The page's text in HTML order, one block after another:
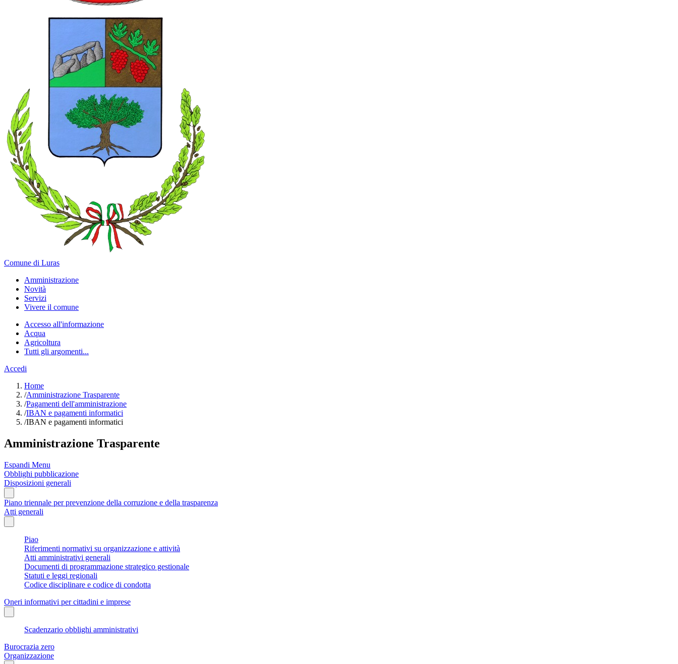
Comune di Luras
Amministrazione
Novità
Servizi
Vivere il comune
Accesso all'informazione
Acqua
Agricoltura
Tutti gli argomenti...
Accedi
Home
/Amministrazione Trasparente
/Pagamenti dell'amministrazione
/IBAN e pagamenti informatici
/IBAN e pagamenti informatici
Amministrazione Trasparente
Espandi Menu
Obblighi pubblicazione
Disposizioni generali
Piano triennale per prevenzione della corruzione e della trasparenza
Atti generali
Piao
Riferimenti normativi su organizzazione e attività
Atti amministrativi generali
Documenti di programmazione strategico gestionale
Statuti e leggi regionali
Codice disciplinare e codice di condotta
Oneri informativi per cittadini e imprese
Scadenzario obblighi amministrativi
Burocrazia zero
Organizzazione